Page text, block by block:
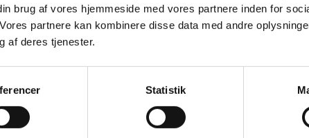
brug af vores hjemmeside med vores partnere inden for
partnere kan kombinere disse data med andre
af deres tjenester.
Statistik